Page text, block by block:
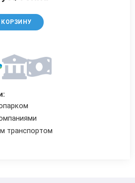
КОРЗИНУ
транспортом